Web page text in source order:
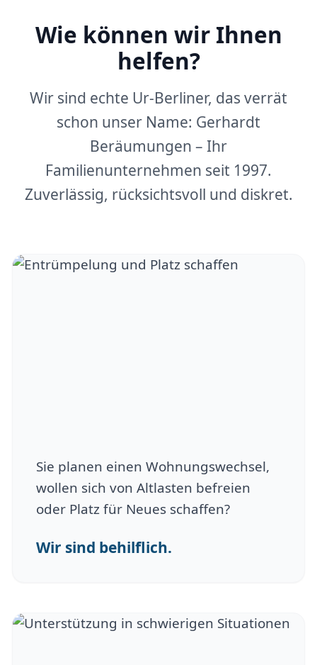
Wie können wir Ihnen
helfen?
Wir sind echte Ur-Berliner, das verrät
schon unser Name: Gerhardt
Beräumungen – Ihr
Familienunternehmen seit 1997.
Zuverlässig, rücksichtsvoll und diskret.
Sie planen einen Wohnungswechsel,
wollen sich von Altlasten befreien
oder Platz für Neues schaffen?
Wir sind behilflich.